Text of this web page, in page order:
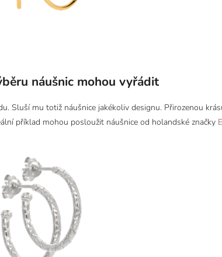
náušnic mohou vyřádit
Sluší mu totiž náušnice jakékoliv designu. Přirozenou
příklad mohou posloužit náušnice od holandské značky